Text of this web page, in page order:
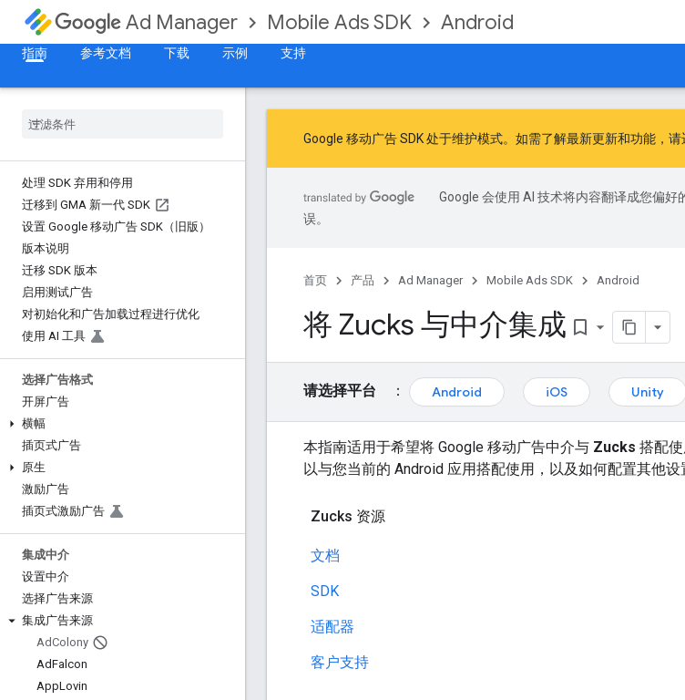
Ad Manager Mobile Ads SDK Android
指南
参考文档 下载 示例 支持
处理 SDK 弃用和停用
迁移到 GMA 新一代 SDK
设置 Google 移动广告 SDK（旧版）
版本说明
迁移 SDK 版本
启用测试广告
对初始化和广告加载过程进行优化
使用 AI 工具
选择广告格式
开屏广告
横幅
插页式广告
原生
激励广告
插页式激励广告
集成中介
设置中介
选择广告来源
集成广告来源
AdColony
AdFalcon
AppLovin
Google 移动广告 SDK 处于维护模式。如需了解最新更新和功能，请
Google 会使用 AI 技术将内容翻译成您偏好
误。
首页 产品 Ad Manager Mobile Ads SDK Android
将 Zucks 与中介集成 bookmark_border
请选择平台 ： Android iOS Unity
本指南适用于希望将 Google 移动广告中介与 Zucks 搭配
以与您当前的 Android 应用搭配使用，以及如何配置其他设
Zucks 资源
文档
SDK
适配器
客户支持